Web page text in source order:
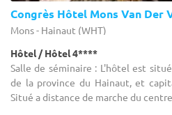
Congrès Hôtel Mons Van Der
Mons - Hainaut (WHT)
Hôtel / Hôtel 4****
Salle de séminaire : L'hôtel est
de la province du Hainaut, et
Situé a distance de marche du